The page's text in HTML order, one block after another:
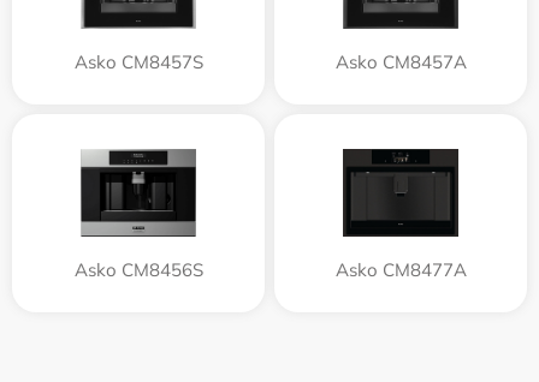
Asko CM8457S Asko CM8457A
Asko CM8456S Asko CM8477A